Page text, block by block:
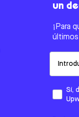
un
¡Para
Sí,